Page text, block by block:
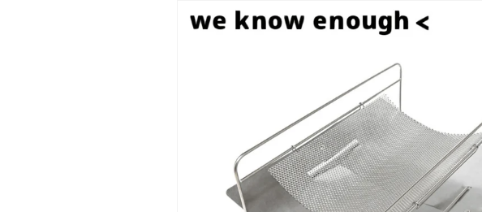
報にス
キップ